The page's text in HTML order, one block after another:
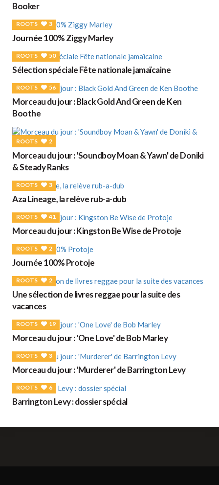
Booker
ROOTS 3
Journée 100% Ziggy Marley
ROOTS 50
Sélection spéciale Fête nationale jamaïcaine
ROOTS 56
Morceau du jour : Black Gold And Green de Ken
Boothe
ROOTS 2
Morceau du jour : 'Soundboy Moan & Yawn' de Doniki
& Steady Ranks
ROOTS 3
Aza Lineage, la relève rub-a-dub
ROOTS 41
Morceau du jour : Kingston Be Wise de Protoje
ROOTS 2
Journée 100% Protoje
ROOTS 2
Une sélection de livres reggae pour la suite des
vacances
ROOTS 19
Morceau du jour : 'One Love' de Bob Marley
ROOTS 3
Morceau du jour : 'Murderer' de Barrington Levy
ROOTS 6
Barrington Levy : dossier spécial